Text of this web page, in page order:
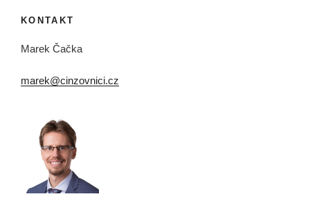
KONTAKT
Marek Čačka
marek@cinzovnici.cz